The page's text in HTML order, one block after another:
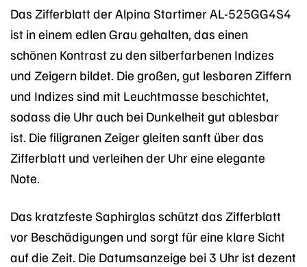
Das Zifferblatt der Alpina Startimer AL-525GG4S4
ist in einem edlen Grau gehalten, das einen
schönen Kontrast zu den silberfarbenen Indizes
und Zeigern bildet. Die großen, gut lesbaren Ziffern
und Indizes sind mit Leuchtmasse beschichtet,
sodass die Uhr auch bei Dunkelheit gut ablesbar
ist. Die filigranen Zeiger gleiten sanft über das
Zifferblatt und verleihen der Uhr eine elegante
Note.
Das kratzfeste Saphirglas schützt das Zifferblatt
vor Beschädigungen und sorgt für eine klare Sicht
auf die Zeit. Die Datumsanzeige bei 3 Uhr ist dezent